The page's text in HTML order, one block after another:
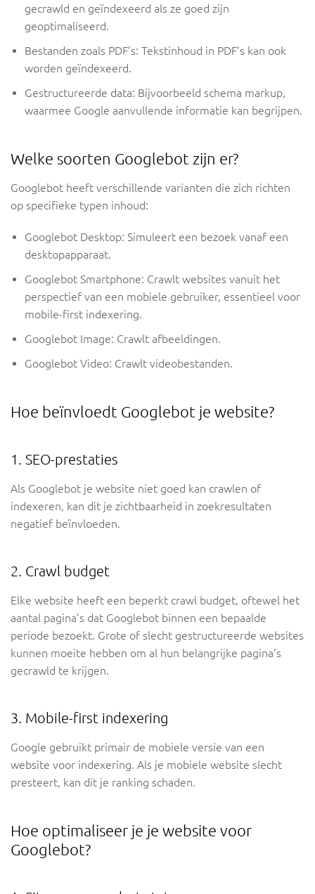
gecrawld en geïndexeerd als ze goed zijn
geoptimaliseerd.
Bestanden zoals PDF’s: Tekstinhoud in PDF’s kan ook
worden geïndexeerd.
Gestructureerde data: Bijvoorbeeld schema markup,
waarmee Google aanvullende informatie kan begrijpen.
Welke soorten Googlebot zijn er?
Googlebot heeft verschillende varianten die zich richten
op specifieke typen inhoud:
Googlebot Desktop: Simuleert een bezoek vanaf een
desktopapparaat.
Googlebot Smartphone: Crawlt websites vanuit het
perspectief van een mobiele gebruiker, essentieel voor
mobile-first indexering.
Googlebot Image: Crawlt afbeeldingen.
Googlebot Video: Crawlt videobestanden.
Hoe beïnvloedt Googlebot je website?
1. SEO-prestaties
Als Googlebot je website niet goed kan crawlen of
indexeren, kan dit je zichtbaarheid in zoekresultaten
negatief beïnvloeden.
2. Crawl budget
Elke website heeft een beperkt crawl budget, oftewel het
aantal pagina’s dat Googlebot binnen een bepaalde
periode bezoekt. Grote of slecht gestructureerde websites
kunnen moeite hebben om al hun belangrijke pagina’s
gecrawld te krijgen.
3. Mobile-first indexering
Google gebruikt primair de mobiele versie van een
website voor indexering. Als je mobiele website slecht
presteert, kan dit je ranking schaden.
Hoe optimaliseer je je website voor
Googlebot?